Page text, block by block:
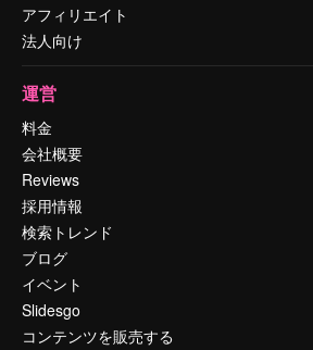
アフィリエイト
法人向け
運営
料金
会社概要
Reviews
採用情報
検索トレンド
ブログ
イベント
Slidesgo
コンテンツを販売する